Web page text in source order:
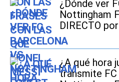
¿Dónde ver
Nottingham
DIRECTO
¿A qué hora
transmite